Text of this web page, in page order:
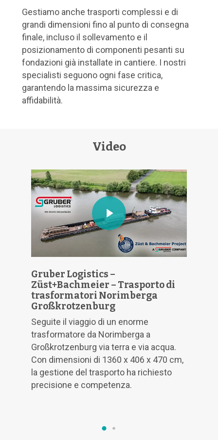
Gestiamo anche trasporti complessi e di
grandi dimensioni fino al punto di consegna
finale, incluso il sollevamento e il
posizionamento di componenti pesanti su
fondazioni già installate in cantiere. I nostri
specialisti seguono ogni fase critica,
garantendo la massima sicurezza e
affidabilità.
Video
Gruber Logistics –
Züst+Bachmeier – Trasporto di
trasformatori Norimberga
Großkrotzenburg
Seguite il viaggio di un enorme
trasformatore da Norimberga a
Großkrotzenburg via terra e via acqua.
Con dimensioni di 1360 x 406 x 470 cm,
la gestione del trasporto ha richiesto
precisione e competenza.